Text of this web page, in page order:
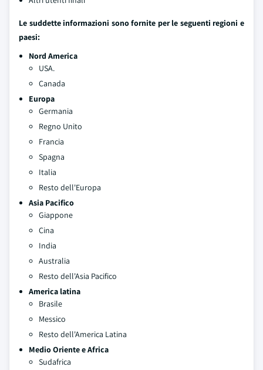
Le suddette informazioni sono fornite per le seguenti regioni e
paesi:
Nord America
USA.
Canada
Europa
Germania
Regno Unito
Francia
Spagna
Italia
Resto dell'Europa
Asia Pacifico
Giappone
Cina
India
Australia
Resto dell'Asia Pacifico
America latina
Brasile
Messico
Resto dell'America Latina
Medio Oriente e Africa
Sudafrica